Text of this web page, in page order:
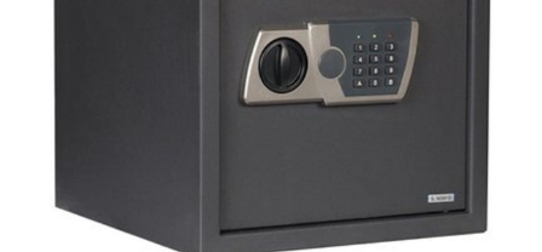
Tienimi aggiornato
da 150,- €
Domanda su questo prodotto?